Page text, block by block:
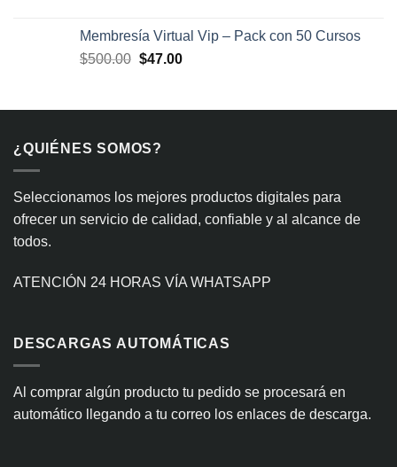
era:
$300.00.
es:
$29.99.
Membresía Virtual Vip – Pack con 50 Cursos
$500.00 El
era:
$47.00El
es:
¿QUIÉNES SOMOS?
Seleccionamos los mejores productos digitales para
ofrecer un servicio de calidad, confiable y al alcance de
todos.
ATENCIÓN 24 HORAS VÍA WHATSAPP
DESCARGAS AUTOMÁTICAS
Al comprar algún producto tu pedido se procesará en
automático llegando a tu correo los enlaces de descarga.